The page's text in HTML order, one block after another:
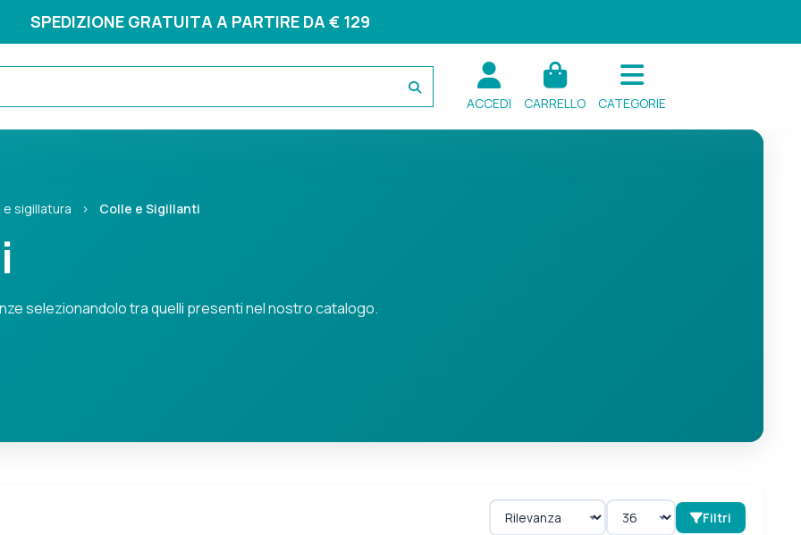
SPEDIZIONE GRATUITA A PARTIRE DA € 129
ACCEDI CARRELLO CATEGORIE
sigillatura › Colle e Sigillanti
selezionandolo tra quelli presenti nel nostro catalogo.
tra quelli presenti nel nostro catalogo.
Filtri